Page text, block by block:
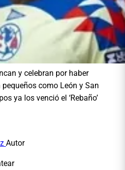
y celebran por haber
como León y San
ya los venció el ‘Rebaño’
Autor